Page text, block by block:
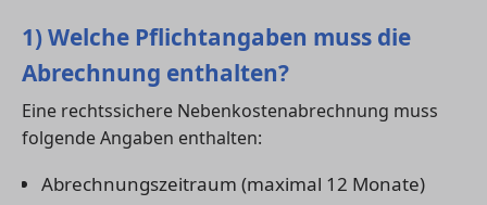
1) Welche Pflichtangaben muss die
Abrechnung enthalten?
Eine rechtssichere Nebenkostenabrechnung muss
folgende Angaben enthalten:
Abrechnungszeitraum (maximal 12 Monate)